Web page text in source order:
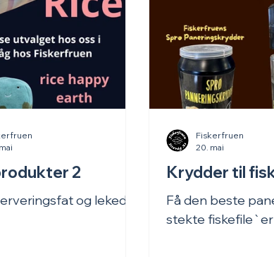
2
og lekedyr
Krydder til
Få den beste
stekte fiskefile`er
Fiskerfruen
20. mai